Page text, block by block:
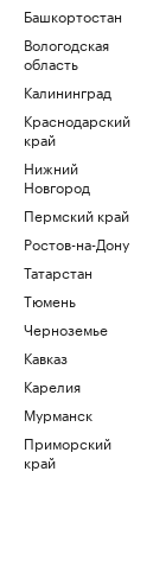
Башкортостан
Вологодская
область
Калининград
Краснодарский
край
Нижний
Новгород
Пермский край
Ростов-на-Дону
Татарстан
Тюмень
Черноземье
Кавказ
Карелия
Мурманск
Приморский
край